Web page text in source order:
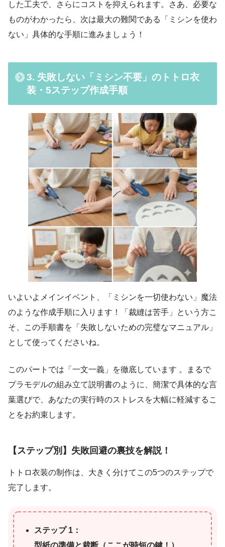
した工夫で、さらにコストを抑えられます。さあ、必要な
ものがわかったら、次は最大の難関である「ミシンを使わ
ない」具体的な手順に進みましょう！
3. 失敗しない「ミシン不要」のトトロ衣
装・5ステップ作成手順
いよいよメインイベント、「ミシンを一切使わない」魔法
のような作成手順に入ります！「裁縫は苦手」という方こ
そ、この手順書を「失敗しないための完璧なマニュアル」
として使ってくださいね。
このパートでは「一文一義」を徹底しています 。まるで
プラモデルの組み立て説明書のように、簡潔で具体的な言
葉選びで、あなたの実行時のストレスを大幅に軽減するこ
とをお約束します。
【ステップ別】失敗回避の裏技を解説！
トトロ衣装の制作は、大きく分けてこの5つのステップで
完了します。
ステップ 1：
型紙の準備と裁断（ここが時短の鍵！）